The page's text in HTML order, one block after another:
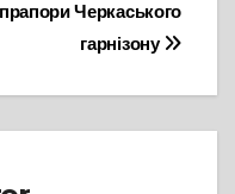
прапори Черкаського
гарнізону